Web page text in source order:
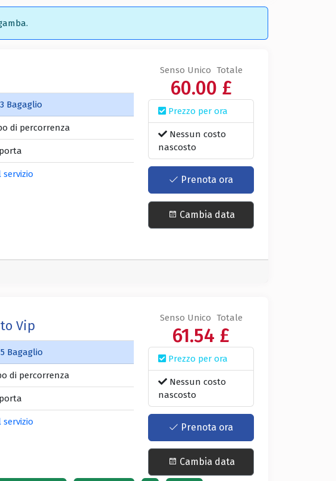
3 Bagaglio
di percorrenza
Senso Unico Totale
60.00 £
Prezzo per ora
Nessun costo
nascosto
Prenota ora
Cambia data
Vip
5 Bagaglio
di percorrenza
Senso Unico Totale
61.54 £
Prezzo per ora
Nessun costo
nascosto
Prenota ora
Cambia data